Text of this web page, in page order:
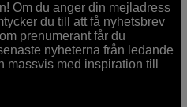
Om du anger din mejladress
du till att få nyhetsbrev
prenumerant får du
nyheterna från ledande
med inspiration till